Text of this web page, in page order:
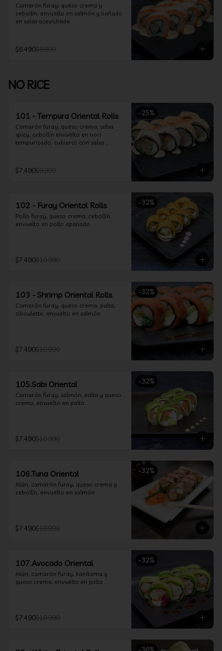
Camarón furay, queso crema y
cebollín, envuelto en salmón y bañado
en salsa acevichada
$6.490$8.990
NO RICE
-25%
101 - Tempura Oriental Rolls
Camarón furay, queso crema, salsa
spicy, cebollín envuelto en nori
tempurizado, cubierto con salsa
$7.490$9.990
-32%
102 - Furay Oriental Rolls
Pollo furay, queso crema, cebollín,
envuelto en pollo apanado
$7.490$10.990
-32%
103 - Shrimp Oriental Rolls
Camarón furay, queso crema, palta,
ciboulette, envuelto en salmón
$7.490$10.990
-32%
105.Sabi Oriental
Camarón furay, salmón, palta y queso
crema, envuelto en palta
$7.490$10.990
-32%
106.Tuna Oriental
Atún, camarón furay, queso crema y
cebollín, envuelto en salmón
$7.490$10.990
-32%
107.Avocado Oriental
Atún, camarón furay, kanikama y
queso crema, envuelto en palta
$7.490$10.990